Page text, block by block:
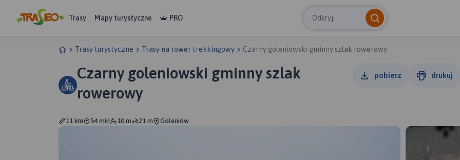
Trasy Mapy turystyczne PRO Odkryj
Trasy turystyczne Trasy na rower trekkingowy Czarny goleniowski gminny szlak rowerowy
Czarny goleniowski gminny szlak
rowerowy
pobierz drukuj
11 km 54 min 10 m 21 m Goleniów